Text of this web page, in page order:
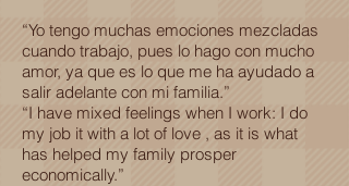
“Yo tengo muchas emociones mezcladas
cuando trabajo, pues lo hago con mucho
amor, ya que es lo que me ha ayudado a
salir adelante con mi familia.”
“I have mixed feelings when I work: I do
my job it with a lot of love , as it is what
has helped my family prosper
economically.”